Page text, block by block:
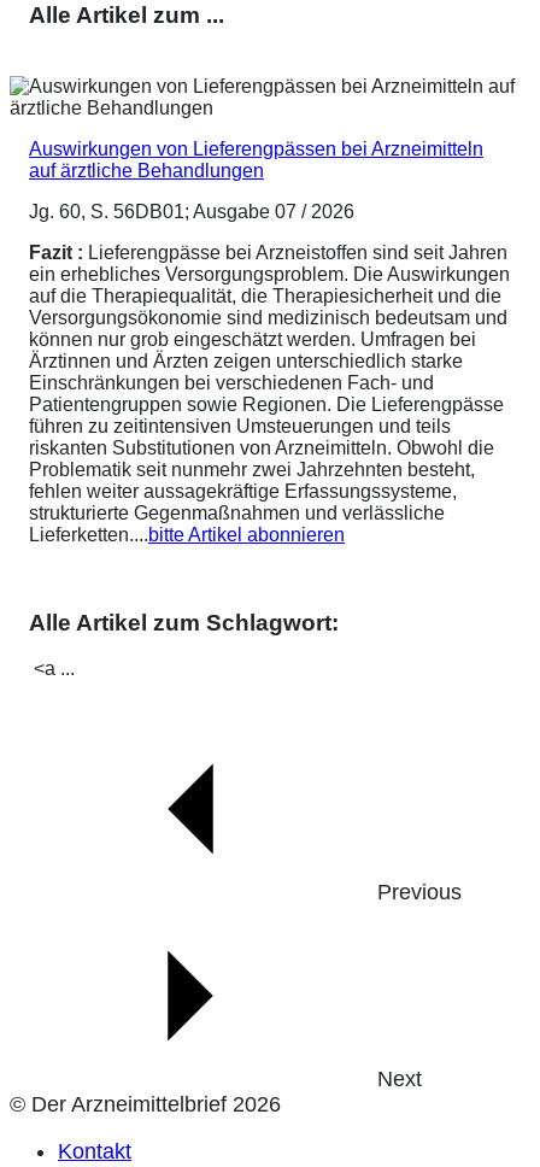
Alle Artikel zum ...
Auswirkungen von Lieferengpässen bei Arzneimitteln
auf ärztliche Behandlungen
Jg. 60, S. 56DB01; Ausgabe 07 / 2026
Fazit : Lieferengpässe bei Arzneistoffen sind seit Jahren
ein erhebliches Versorgungsproblem. Die Auswirkungen
auf die Therapiequalität, die Therapiesicherheit und die
Versorgungsökonomie sind medizinisch bedeutsam und
können nur grob eingeschätzt werden. Umfragen bei
Ärztinnen und Ärzten zeigen unterschiedlich starke
Einschränkungen bei verschiedenen Fach- und
Patientengruppen sowie Regionen. Die Lieferengpässe
führen zu zeitintensiven Umsteuerungen und teils
riskanten Substitutionen von Arzneimitteln. Obwohl die
Problematik seit nunmehr zwei Jahrzehnten besteht,
fehlen weiter aussagekräftige Erfassungssysteme,
strukturierte Gegenmaßnahmen und verlässliche
Lieferketten....bitte Artikel abonnieren
Alle Artikel zum Schlagwort:
<a ...
Previous
Next
© Der Arzneimittelbrief 2026
Kontakt